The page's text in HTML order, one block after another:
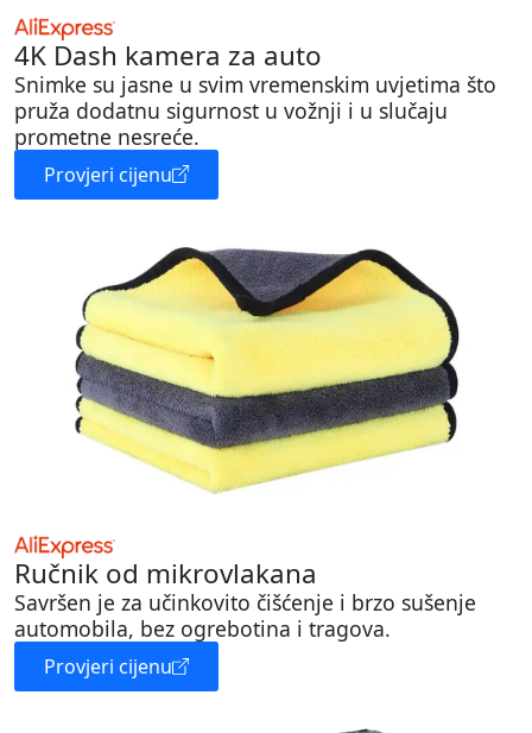
4K Dash kamera za auto
Snimke su jasne u svim vremenskim uvjetima što
pruža dodatnu sigurnost u vožnji i u slučaju
prometne nesreće.
Provjeri cijenu
Ručnik od mikrovlakana
Savršen je za učinkovito čišćenje i brzo sušenje
automobila, bez ogrebotina i tragova.
Provjeri cijenu